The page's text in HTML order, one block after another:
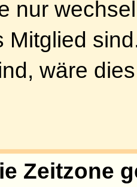
Rang
des Forums
Ihren Rang
einen Moderator
Rang einfach